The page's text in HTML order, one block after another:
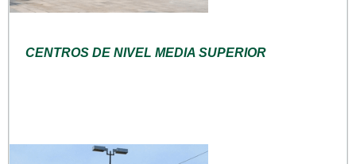
CENTROS DE NIVEL MEDIA SUPERIOR